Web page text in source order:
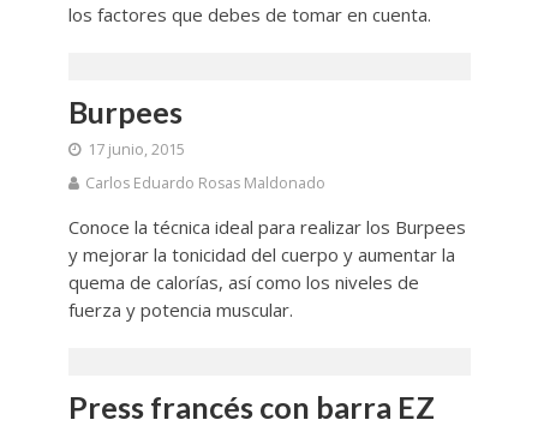
los factores que debes de tomar en cuenta.
Burpees
17 junio, 2015
Carlos Eduardo Rosas Maldonado
Conoce la técnica ideal para realizar los Burpees
y mejorar la tonicidad del cuerpo y aumentar la
quema de calorías, así como los niveles de
fuerza y potencia muscular.
Press francés con barra EZ